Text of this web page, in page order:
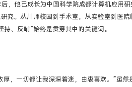
，他已成长为中国科学院成都计算机应用
究。从川师校园到手术室，从实验室到医院
、反哺”始终是贯穿其中的关键词。
，一切都让我深深着迷，由衷喜欢。”虽然